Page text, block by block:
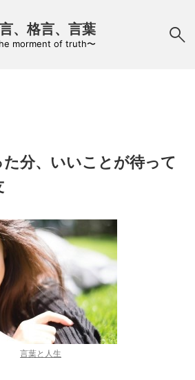
、格言、言葉
morment of truth〜
た分、いいことが待って
言葉と人生